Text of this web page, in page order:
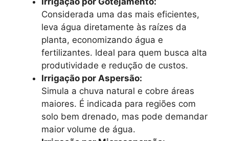
Considerada uma das mais eficientes,
leva água diretamente às raízes da
planta, economizando água e
fertilizantes. Ideal para quem busca alta
produtividade e redução de custos.
Irrigação por Aspersão:
Simula a chuva natural e cobre áreas
maiores. É indicada para regiões com
solo bem drenado, mas pode demandar
maior volume de água.